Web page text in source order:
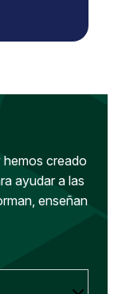
hemos creado
ayudar a las
enseñan